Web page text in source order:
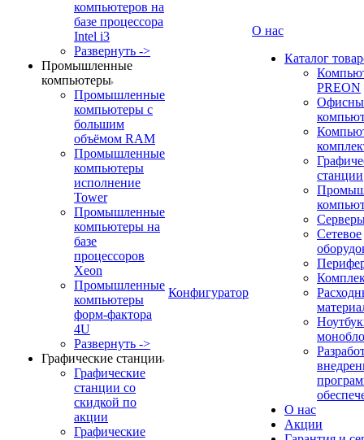
компьютеров на
базе процессора
Intel i3
Развернуть ->
Промышленные
компьютеры
Промышленные
компьютеры с
большим
объёмом RAM
Промышленные
компьютеры
исполнение
Tower
Промышленные
компьютеры на
базе
процессоров
Xeon
Промышленные
компьютеры
форм-фактора
4U
Развернуть ->
Графические станции
Графические
станции со
скидкой по
акции
Графические
Конфигуратор
О нас
Каталог
PREON
станции
Сетевое
О нас
Акции